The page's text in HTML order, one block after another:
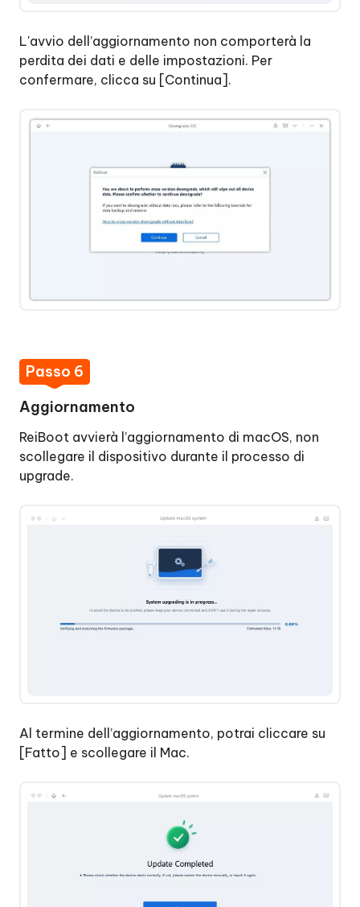
L'avvio dell’aggiornamento non comporterà la
perdita dei dati e delle impostazioni. Per
confermare, clicca su [Continua].
Passo 6
Aggiornamento
ReiBoot avvierà l’aggiornamento di macOS, non
scollegare il dispositivo durante il processo di
upgrade.
Al termine dell’aggiornamento, potrai cliccare su
[Fatto] e scollegare il Mac.